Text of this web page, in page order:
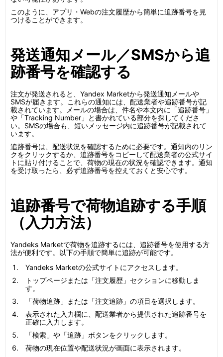
このように、アプリ・Webの注文履歴から簡単に追跡番号を見
つけることができます。
発送通知メール／SMSから追
跡番号を確認する
注文が発送されると、Yandex Marketから発送通知メールや
SMSが届きます。これらの通知には、配送業者や追跡番号が記
載されています。メールの場合は、件名や本文内に「追跡番号」
や「Tracking Number」と書かれている部分を探してくださ
い。SMSの場合も、短いメッセージ内に追跡番号が記載されて
います。
追跡番号は、配送状況を確認するために必要です。通知内のリン
クをクリックするか、追跡番号をコピーして配送業者の公式サイ
トに貼り付けることで、荷物の現在の状況を確認できます。通知
を受け取ったら、必ず追跡番号を控えておくと安心です。
追跡番号で荷物追跡する手順
（入力方法）
Yandeks Marketで荷物を追跡するには、追跡番号を使用する方
法が便利です。以下の手順で簡単に追跡が可能です。
Yandeks Marketの公式サイトにアクセスします。
トップページまたは「注文履歴」セクションに移動しま
す。
「荷物追跡」または「注文追跡」の項目を選択します。
表示された入力欄に、配送業者から提供された追跡番号を
正確に入力します。
「検索」や「追跡」ボタンをクリックします。
荷物の現在位置や配送状況が画面に表示されます。